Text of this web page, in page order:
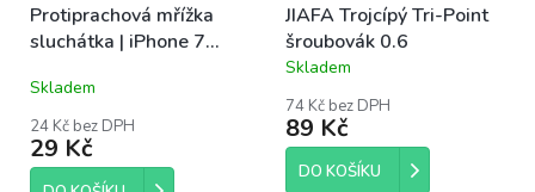
Protiprachová mřížka
sluchátka | iPhone 7
Skladem
24 Kč bez DPH
29 Kč
JIAFA Trojcípý Tri-Point
šroubovák 0.6
Průměrné
produktu
je
4,1
Skladem
74 Kč bez DPH
89 Kč
DO KOŠÍKU